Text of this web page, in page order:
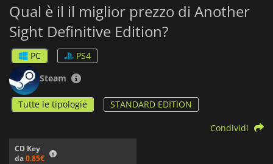
Qual è il il miglior prezzo di Another
Sight Definitive Edition?
PC
PS4
Steam
Tutte le tipologie STANDARD EDITION
CD Key
da0.85€
Condividi